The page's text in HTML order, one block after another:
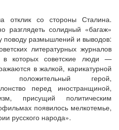
отклик со стороны Сталина.
разглядеть солидный «багаж»
поводу размышлений и выводов:
литературных журналов
в которых советские люди —
в жалкой, карикатурной
положительный герой,
перед иностранщиной,
присущий политическим
появилось мелкотемье,
русского народа».